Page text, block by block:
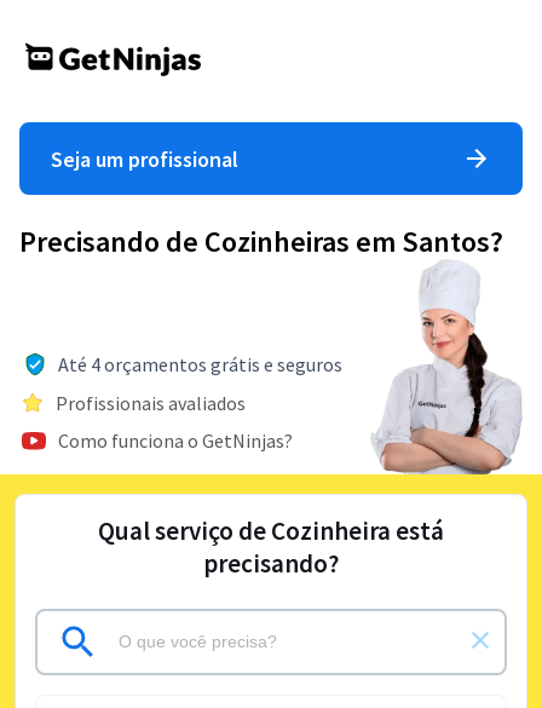
Seja um profissional
Precisando de Cozinheiras em Santos?
Até 4 orçamentos grátis e seguros
Profissionais avaliados
Como funciona o GetNinjas?
Qual serviço de Cozinheira está
precisando?